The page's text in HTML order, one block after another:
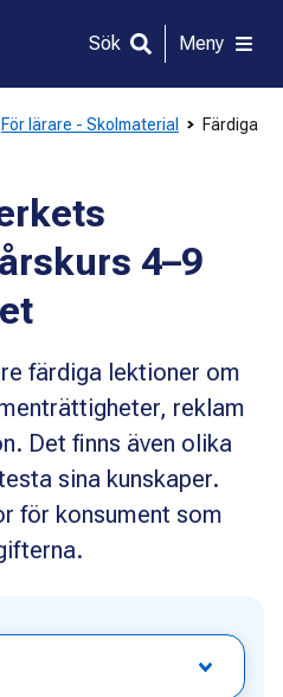
Sök Meny
För lärare - Skolmaterial
Färdiga
4–9
färdiga lektioner om
reklam
Det finns även olika
sina kunskaper.
för konsument som